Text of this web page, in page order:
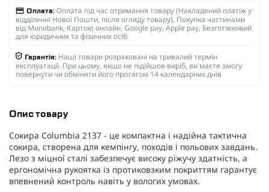
Оплата: Оплата під час отримання товару (Накладений платіж у
відділенні Нової Пошти, після огляду товару), Покупка частинами
від Monobank, Картою онлайн, Google pay, Apple pay, Безготівковий
для юридичних та фізичних осіб
Гарантія: Наші товари розраховані на тривалий термін
експлуатації. При цьому, якщо не підійшов виріб, ви маєте змогу
повернути чи обміняти його протягом 14 календарних днів
Опис товару
Сокира Columbia 2137 - це компактна і надійна тактична
сокира, створена для кемпінгу, походів і польових завдань.
Лезо з міцної сталі забезпечує високу ріжучу здатність, а
ергономічна рукоятка із протиковзким покриттям гарантує
впевнений контроль навіть у вологих умовах.